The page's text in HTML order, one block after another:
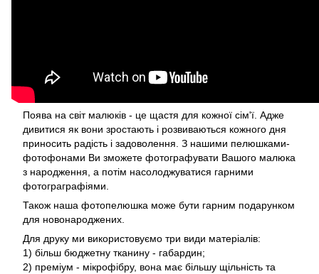
Поява на світ малюків - це щастя для кожної сім'ї. Адже
дивитися як вони зростають і розвиваються кожного дня
приносить радість і задоволення. З нашими пелюшками-
фотофонами Ви зможете фотографувати Вашого малюка
з народження, а потім насолоджуватися гарними
фотограграфіями.
Також наша фотопелюшка може бути гарним подарунком
для новонароджених.
Для друку ми використовуємо три види матеріалів:
1) більш бюджетну тканину - габардин;
2) преміум - мікрофібру, вона має більшу щільність та